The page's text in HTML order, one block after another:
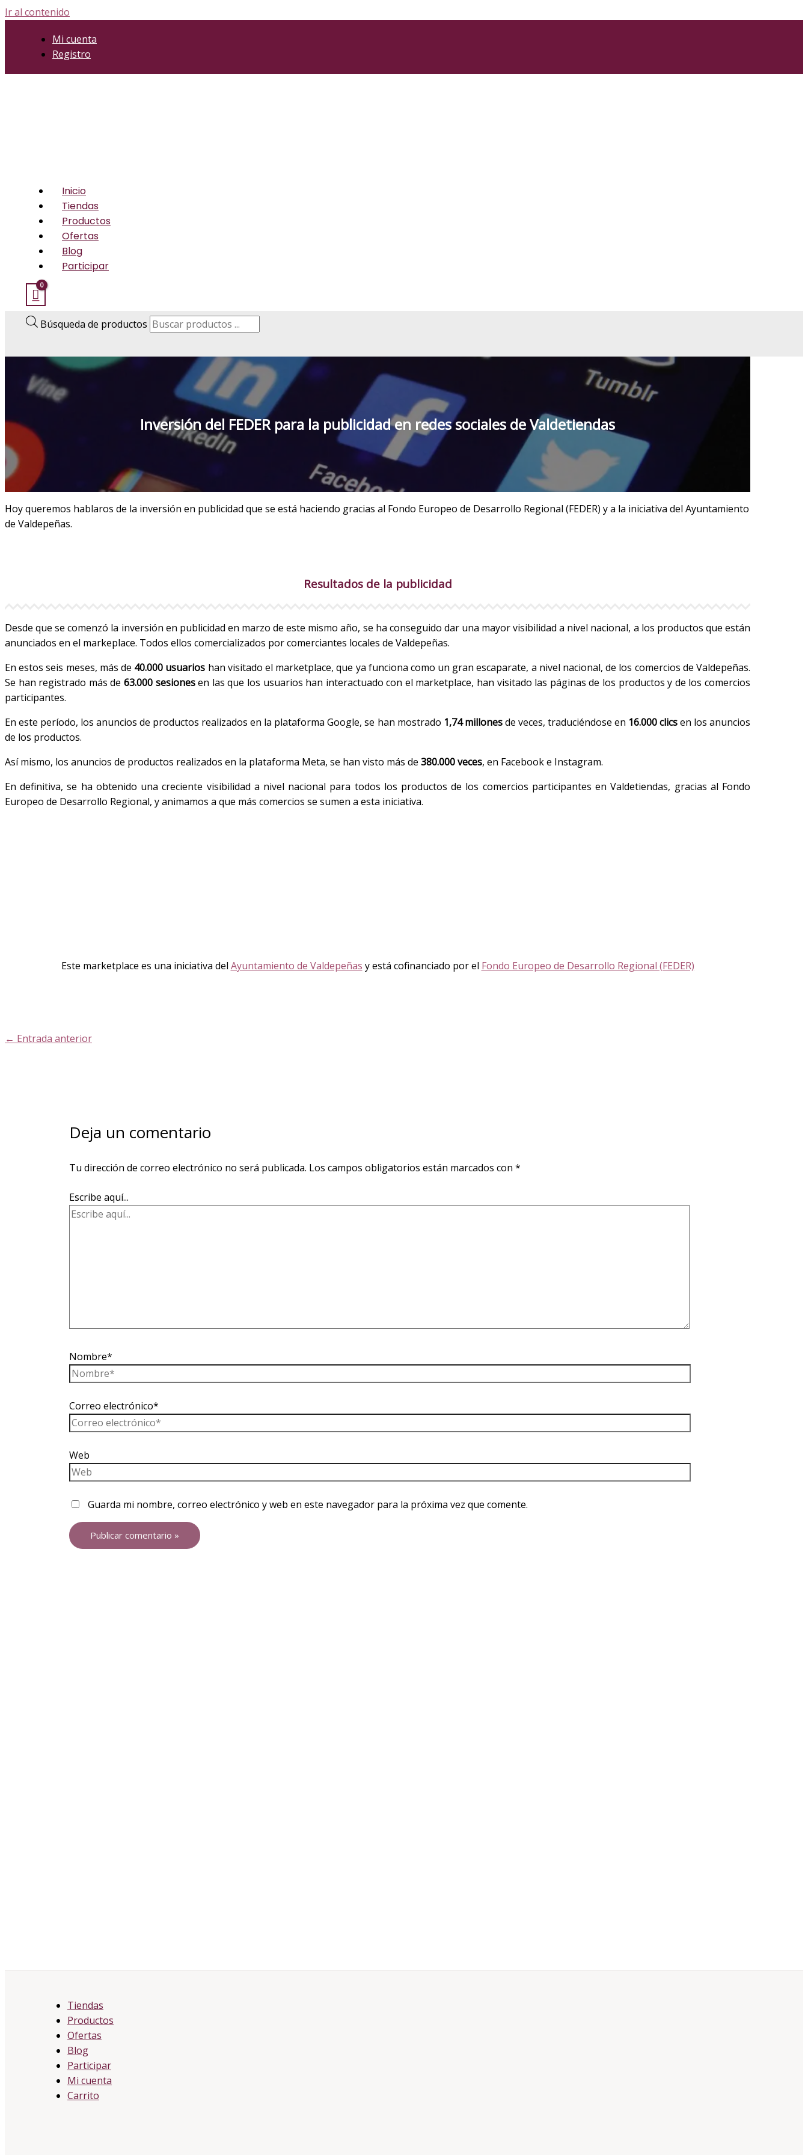
Ir al contenido
Mi cuenta
Registro
Inicio
Tiendas
Productos
Ofertas
Blog
Participar
Búsqueda de productos
Inversión del FEDER para la publicidad en redes sociales de Valdetiendas
Hoy queremos hablaros de la inversión en publicidad que se está haciendo gracias al Fondo Europeo de Desarrollo Regional (FEDER) y a la iniciativa del Ayuntamiento
de Valdepeñas.
Resultados de la publicidad
Desde que se comenzó la inversión en publicidad en marzo de este mismo año, se ha conseguido dar una mayor visibilidad a nivel nacional, a los productos que están
anunciados en el markeplace. Todos ellos comercializados por comerciantes locales de Valdepeñas.
En estos seis meses, más de 40.000 usuarios han visitado el marketplace, que ya funciona como un gran escaparate, a nivel nacional, de los comercios de Valdepeñas.
Se han registrado más de 63.000 sesionesen las que los usuarios han interactuado con el marketplace, han visitado las páginas de los productos y de los comercios
participantes.
En este período, los anuncios de productos realizados en la plataforma Google, se han mostrado 1,74 millonesde veces, traduciéndose en 16.000 clicsen los anuncios
de los productos.
Así mismo, los anuncios de productos realizados en la plataforma Meta, se han visto más de 380.000 veces, en Facebook e Instagram.
En definitiva, se ha obtenido una creciente visibilidad a nivel nacional para todos los productos de los comercios participantes en Valdetiendas, gracias al Fondo
Europeo de Desarrollo Regional, y animamos a que más comercios se sumen a esta iniciativa.
Este marketplace es una iniciativa del Ayuntamiento de Valdepeñas y está cofinanciado por el Fondo Europeo de Desarrollo Regional (FEDER)
← Entrada anterior
Deja un comentario
Tu dirección de correo electrónico no será publicada. Los campos obligatorios están marcados con *
Escribe aquí...
Nombre*
Correo electrónico*
Web
Guarda mi nombre, correo electrónico y web en este navegador para la próxima vez que comente.
Tiendas
Productos
Ofertas
Blog
Participar
Mi cuenta
Carrito